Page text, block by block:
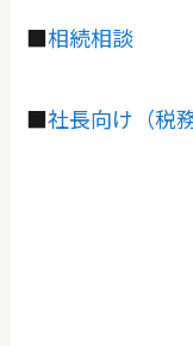
■相続相談
■社長向け（税